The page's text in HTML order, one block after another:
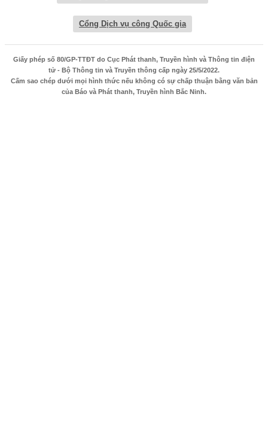
Cổng Dịch vụ công Quốc gia
Giấy phép số 80/GP-TTĐT do Cục Phát thanh, Truyền hình và Thông tin điện
tử - Bộ Thông tin và Truyền thông cấp ngày 25/5/2022.
Cấm sao chép dưới mọi hình thức nếu không có sự chấp thuận bằng văn bản
của Báo và Phát thanh, Truyền hình Bắc Ninh.